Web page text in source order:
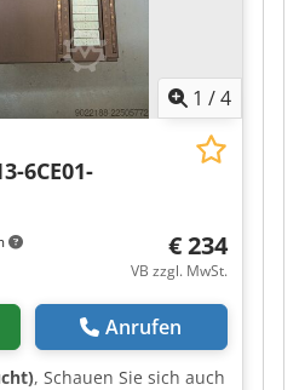
1 /4
6CE01-
€ 234
VB zzgl. MwSt.
Anrufen
, Schauen Sie sich auch